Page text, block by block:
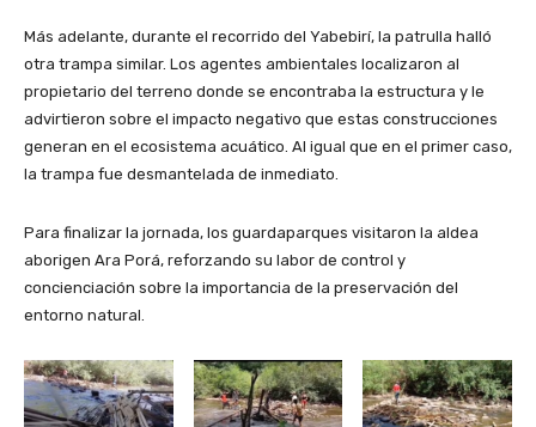
Más adelante, durante el recorrido del Yabebirí, la patrulla halló
otra trampa similar. Los agentes ambientales localizaron al
propietario del terreno donde se encontraba la estructura y le
advirtieron sobre el impacto negativo que estas construcciones
generan en el ecosistema acuático. Al igual que en el primer caso,
la trampa fue desmantelada de inmediato.
Para finalizar la jornada, los guardaparques visitaron la aldea
aborigen Ara Porá, reforzando su labor de control y
concienciación sobre la importancia de la preservación del
entorno natural.